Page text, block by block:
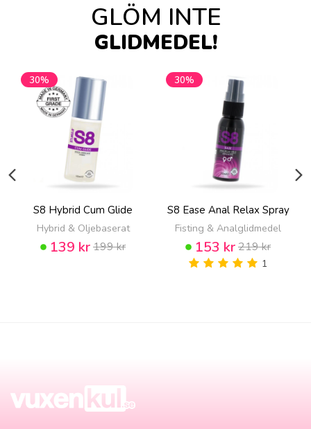
GLÖM INTE
GLIDMEDEL!
30%
S8 Hybrid Cum Glide
Hybrid & Oljebaserat
139 kr199 kr
30%
S8 Ease Anal Relax Spray
Fisting & Analglidmedel
153 kr219 kr
1